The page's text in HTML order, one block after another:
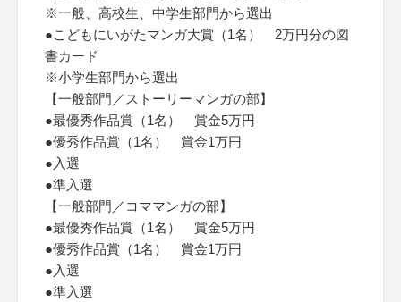
※一般、高校生、中学生部門から選出
●こどもにいがたマンガ大賞（1名） 2万円分の図
書カード
※小学生部門から選出
【一般部門／ストーリーマンガの部】
●最優秀作品賞（1名） 賞金5万円
●優秀作品賞（1名） 賞金1万円
●入選
●準入選
【一般部門／コママンガの部】
●最優秀作品賞（1名） 賞金5万円
●優秀作品賞（1名） 賞金1万円
●入選
●準入選